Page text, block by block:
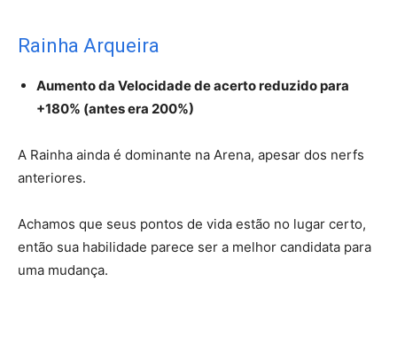
Rainha Arqueira
Aumento da Velocidade de acerto reduzido para
+180% (antes era 200%)
A Rainha ainda é dominante na Arena, apesar dos nerfs
anteriores.
Achamos que seus pontos de vida estão no lugar certo,
então sua habilidade parece ser a melhor candidata para
uma mudança.